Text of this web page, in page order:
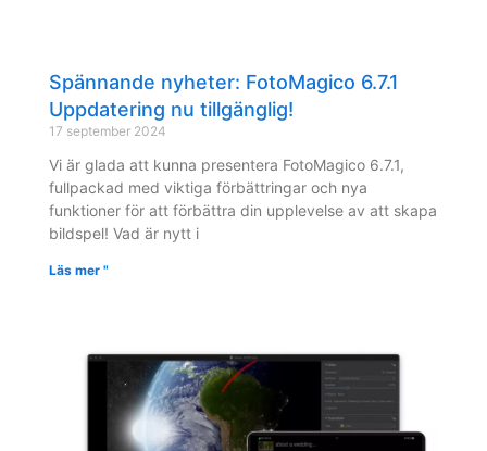
Spännande nyheter: FotoMagico 6.7.1
Uppdatering nu tillgänglig!
17 september 2024
Vi är glada att kunna presentera FotoMagico 6.7.1,
fullpackad med viktiga förbättringar och nya
funktioner för att förbättra din upplevelse av att skapa
bildspel! Vad är nytt i
Läs mer "